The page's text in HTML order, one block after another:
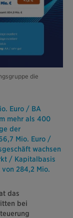
die
Euro / BA
mehr als 400
der
Mio. Euro /
wachsen
/ Kapitalbasis
284,2 Mio.
das
bei